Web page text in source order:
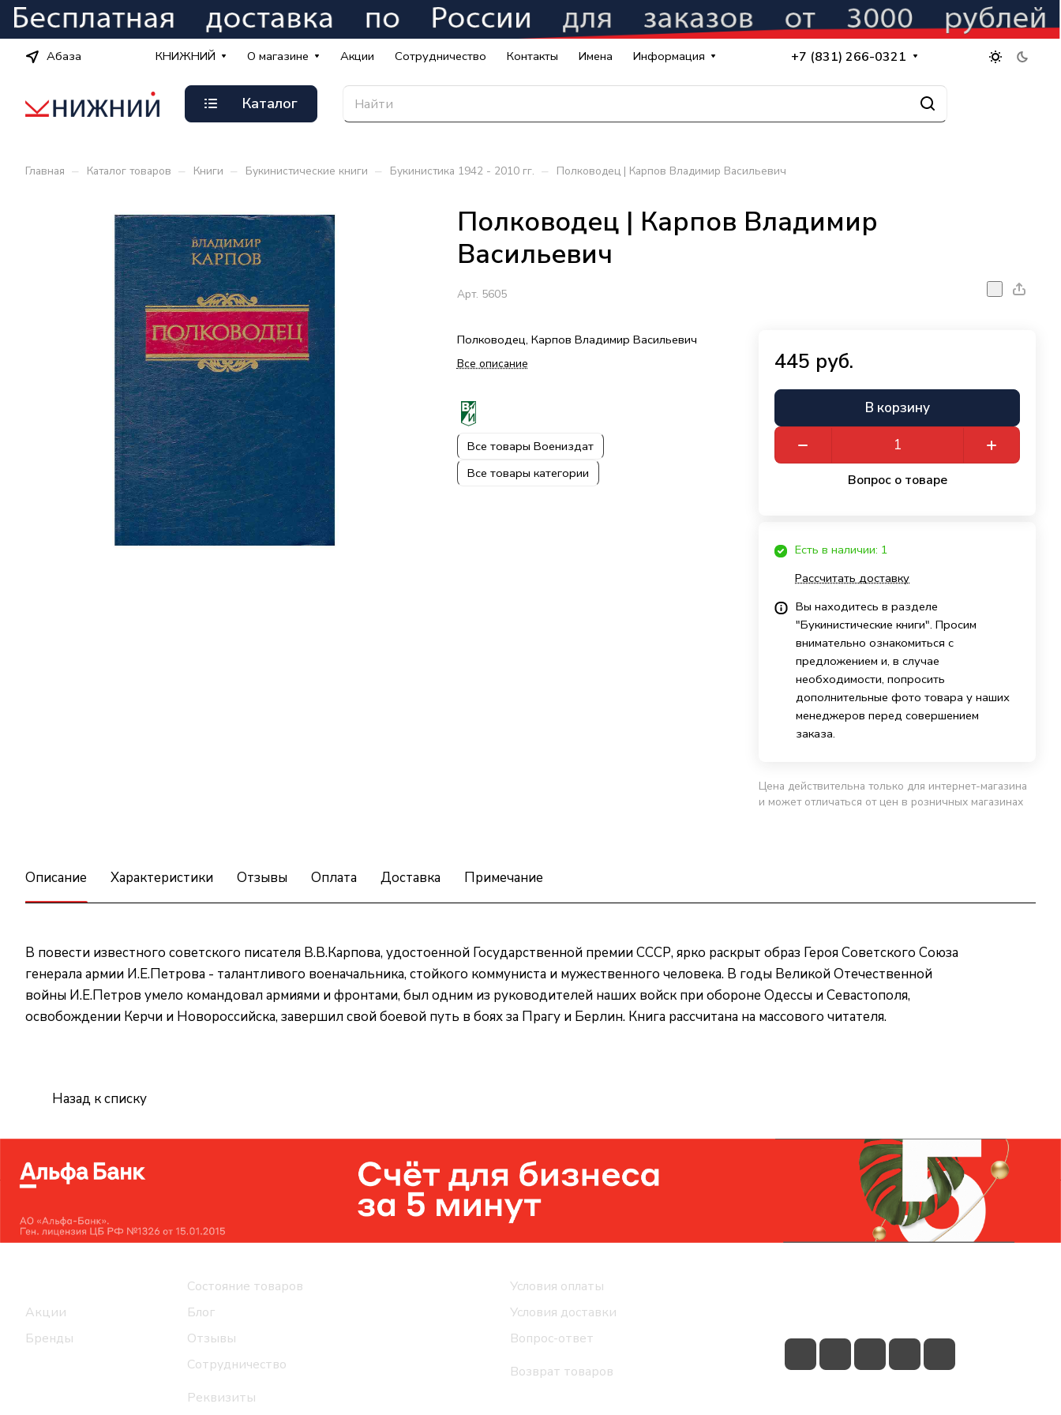
Абаза КНИЖНИЙ О магазине Акции Сотрудничество Контакты Имена Информация +7 (831) 266-0321
Каталог
Главная – Каталог товаров – Книги – Букинистические книги – Букинистика 1942 - 2010 гг. – Полководец | Карпов Владимир Васильевич
Полководец | Карпов Владимир
Васильевич
Арт. 5605
Полководец, Карпов Владимир Васильевич
Все описание
Все товары Воениздат
Все товары категории
445 руб.
В корзину
Вопрос о товаре
Есть в наличии: 1
Рассчитать доставку
Вы находитесь в разделе
"Букинистические книги". Просим
внимательно ознакомиться с
предложением и, в случае
необходимости, попросить
дополнительные фото товара у наших
менеджеров перед совершением
заказа.
Цена действительна только для интернет-магазина
и может отличаться от цен в розничных магазинах
Описание Характеристики Отзывы Оплата Доставка Примечание
В повести известного советского писателя В.В.Карпова, удостоенной Государственной премии СССР, ярко раскрыт образ Героя Советского Союза
генерала армии И.Е.Петрова - талантливого военачальника, стойкого коммуниста и мужественного человека. В годы Великой Отечественной
войны И.Е.Петров умело командовал армиями и фронтами, был одним из руководителей наших войск при обороне Одессы и Севастополя,
освобождении Керчи и Новороссийска, завершил свой боевой путь в боях за Прагу и Берлин. Книга рассчитана на массового читателя.
Назад к списку
Акции
Бренды
Состояние товаров
Блог
Отзывы
Сотрудничество
Реквизиты
Условия оплаты
Условия доставки
Вопрос-ответ
Возврат товаров